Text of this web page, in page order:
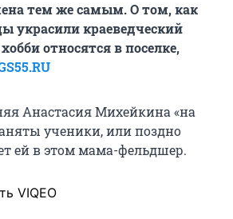
тем же самым. О том, как
украсили краеведческий
относятся в поселке,
Анастасия Михейкина «на
ученики, или поздно
ей в этом мама-фельдшер.
VIQEO